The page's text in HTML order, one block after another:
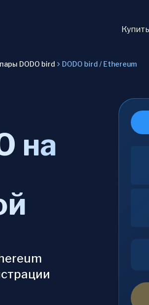
Купить
DODO bird DODO bird / Ethereum
на